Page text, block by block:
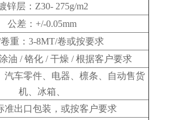
锌层：Z30- 275g/m2
公差：+/-0.05mm
重：3-8MT/卷或按要求
油 / 铬化 / 干燥 / 根据客户要求
汽车零件、电器、檩条、自动售货
机、冰箱、
准出口包装，或按客户要求